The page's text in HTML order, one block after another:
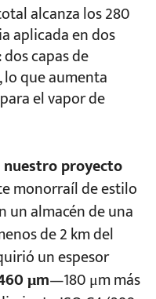
alcanza los 280
aplicada en dos
capas de
lo que aumenta
el vapor de
proyecto
monorraíl de estilo
un almacén de una
de 2 km del
un espesor
μm—180 μm más